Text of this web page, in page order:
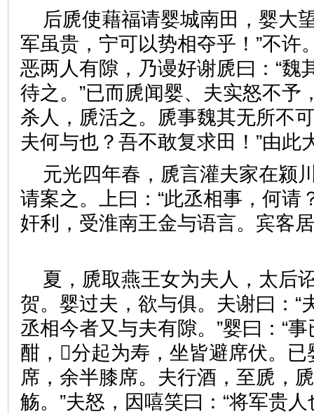
后虒使藉福请婴城南田，婴大
军虽贵，宁可以势相夺乎！”不许
恶两人有隙，乃谩好谢虒曰：“魏
待之。”已而虒闻婴、夫实怒不予
杀人，虒活之。虒事魏其无所不
夫何与也？吾不敢复求田！”
元光四年春，虒言灌夫家在颍
请案之。上曰：“此丞相事，何请
奸利，受淮南王金与语言。宾客
夏，虒取燕王女为夫人，太后
贺。婴过夫，欲与俱。夫谢曰：“
丞相今者又与夫有隙。”婴曰：“
酣，分起为寿，坐皆避席伏。
席，余半膝席。夫行酒，至虒，
觞。”夫怒，因嘻笑曰：“将军贵